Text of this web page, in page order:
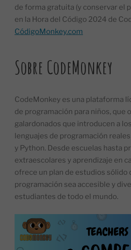
de forma gratuita (y conservar el
en la Hora del Código 2024 de
CódigoMonkey.com
Sobre CodeMonkey
CodeMonkey es una plataforma
de programación para niños, que
galardonados que introducen a
lenguajes de programación
y Python. Desde escuelas hasta
extraescolares y aprendizaje en
ofrece un plan de estudios sólido
programación sea accesible y
estudiantes de todo el mundo.